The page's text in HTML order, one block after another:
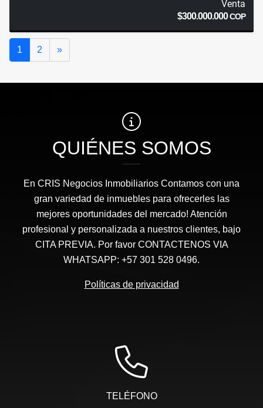
Venta
$300.000.000COP
1 2 »Siguiente
QUIÉNES SOMOS
En CRIS Negocios Inmobiliarios Contamos con una
gran variedad de inmuebles para ofrecerles las
mejores oportunidades del mercado! Atención
profesional y personalizada a nuestros clientes, bajo
CITA PREVIA. Por favor CONTACTENOS VIA
WHATSAPP: +57 301 528 0496.
Políticas de privacidad
TELÉFONO